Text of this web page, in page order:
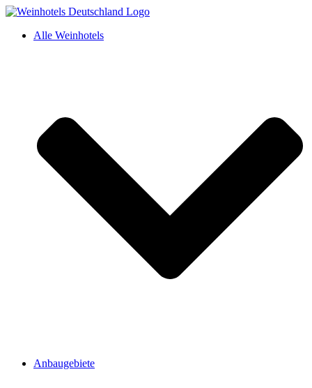
Alle Weinhotels
Anbaugebiete